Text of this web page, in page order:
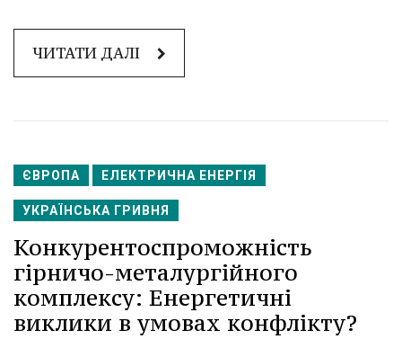
ЧИТАТИ ДАЛІ
ЄВРОПА ЕЛЕКТРИЧНА ЕНЕРГІЯ
УКРАЇНСЬКА ГРИВНЯ
Конкурентоспроможність
гірничо-металургійного
комплексу: Енергетичні
виклики в умовах конфлікту?